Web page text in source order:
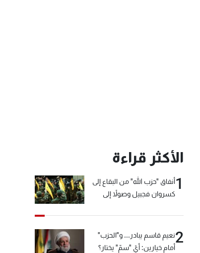
الأكثر قراءة
1أنفاق "حزب الله" من البقاع إلى
كسروان فجبيل وصولاً إلى
2نعيم قاسم يبادر... و"الحزب"
أمام خيارين: أيّ "سمّ" يختار؟